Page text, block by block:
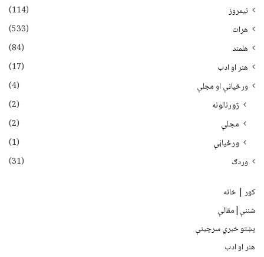
نیمروز
(114)
هرات
(533)
هلمند
(84)
هنر او ادب
(17)
ورځپاڼې او مجلې
(4)
ژورنالونه
(2)
مجلې
(2)
ورځپاڼې
(1)
وردګ
(31)
کور | خانه
شننې|مقالې
پښتو خبري سرچينې
هنر او ادب